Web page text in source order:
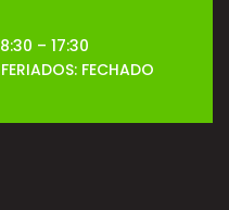
– 17:30
FECHADO